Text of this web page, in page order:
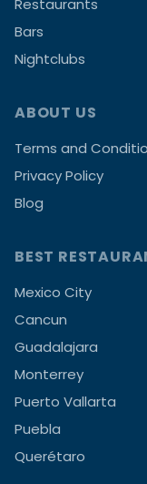
Restaurants
Bars
Nightclubs
ABOUT US
Terms and
Privacy Policy
Blog
BEST
Mexico City
Cancun
Guadalajara
Monterrey
Puerto Vallarta
Puebla
Querétaro